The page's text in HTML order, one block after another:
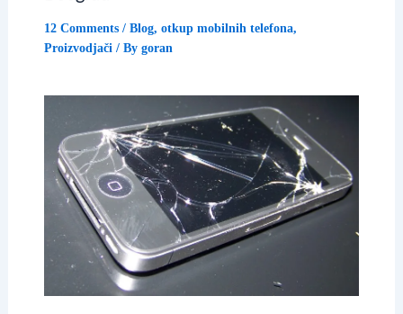
12 Comments / Blog, otkup mobilnih telefona,
Proizvodjači/ By goran